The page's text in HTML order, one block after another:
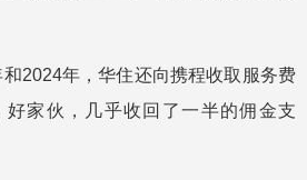
2024年，华住还向携程收取服务费
好家伙，几乎收回了一半的佣金支